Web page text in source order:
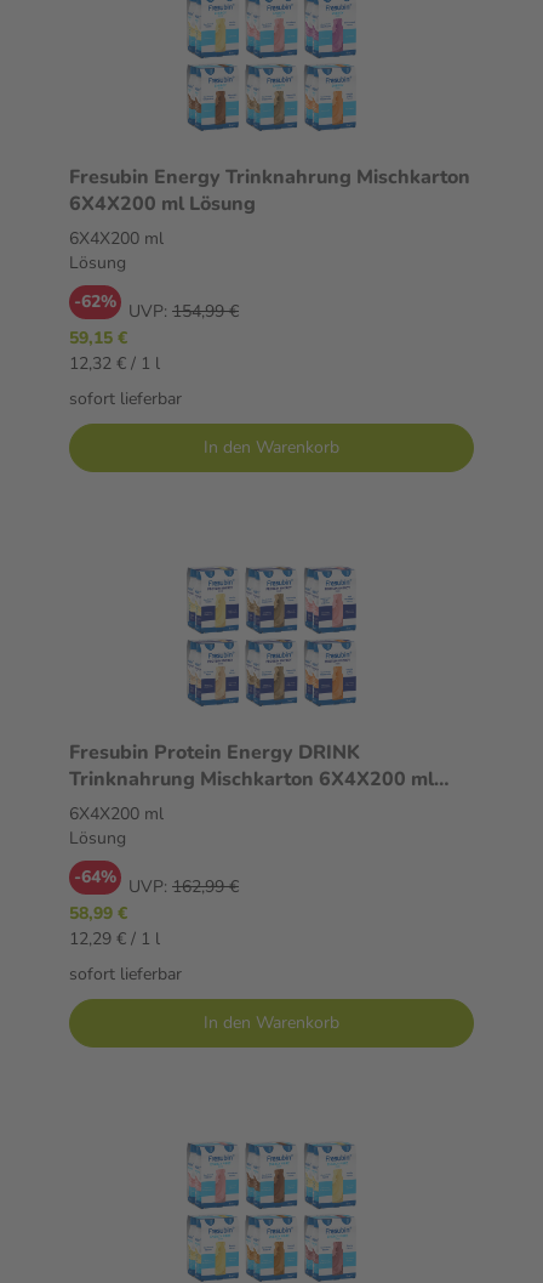
Fresubin Energy Trinknahrung Mischkarton
6X4X200 ml Lösung
6X4X200 ml
Lösung
-62% UVP: 154,99 €
59,15 €
12,32 € / 1 l
sofort lieferbar
In den Warenkorb
Fresubin Protein Energy DRINK
Trinknahrung Mischkarton 6X4X200 ml
Lösung
6X4X200 ml
Lösung
-64% UVP: 162,99 €
58,99 €
12,29 € / 1 l
sofort lieferbar
In den Warenkorb